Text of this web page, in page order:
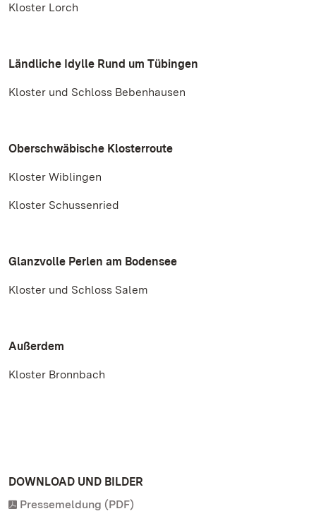
Kloster Lorch
Ländliche Idylle Rund um Tübingen
Kloster und Schloss Bebenhausen
Oberschwäbische Klosterroute
Kloster Wiblingen
Kloster Schussenried
Glanzvolle Perlen am Bodensee
Kloster und Schloss Salem
Außerdem
Kloster Bronnbach
DOWNLOAD UND BILDER
Pressemeldung (PDF)